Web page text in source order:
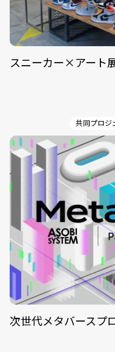
スニーカー×アート
共同プロジ
次世代メタバースプ